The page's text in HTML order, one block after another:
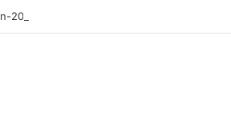
2026 — Le CRB s’adjuge le titre